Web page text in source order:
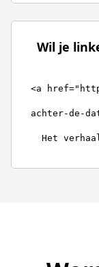
Wil je
<a
achter-de-
Het